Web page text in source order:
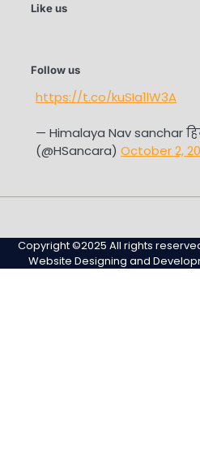
Like us
Follow us
https://t.co/kuSIa1lW3A
— Himalaya Nav sanchar
(@HSancara) October 2,
(no
title)
Copyright ©2025 All rights
Website Designing and